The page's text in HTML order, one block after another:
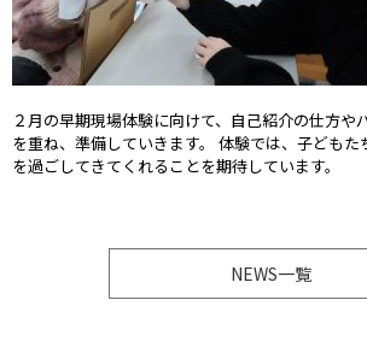
２月の早期現場体験に向けて、自己紹介の仕方や
を重ね、準備していきます。 体験では、子ども
を過ごしてきてくれることを期待しています。
NEWS一覧